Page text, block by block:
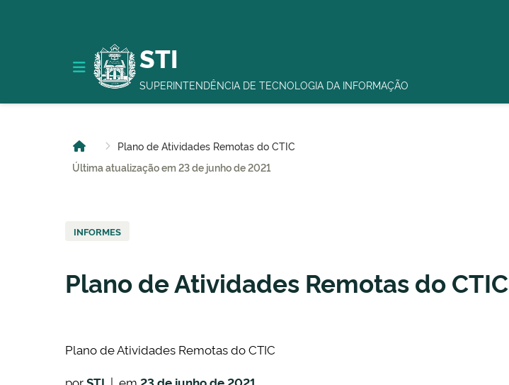
STI
SUPERINTENDÊNCIA DE TECNOLOGIA DA INFORMAÇÃO
Plano de Atividades Remotas do CTIC
Última atualização em 23 de junho de 2021
INFORMES
Plano de Atividades Remotas do CTIC
Plano de Atividades Remotas do CTIC